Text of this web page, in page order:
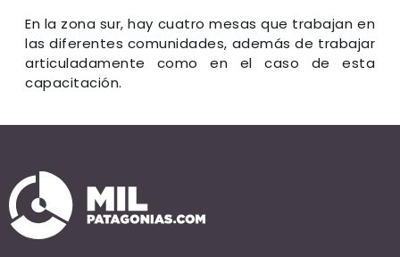
En la zona sur, hay cuatro mesas que trabajan en
las diferentes comunidades, además de trabajar
articuladamente como en el caso de esta
capacitación.